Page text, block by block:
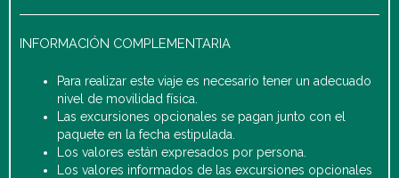
INFORMACIÓN COMPLEMENTARIA
Para realizar este viaje es necesario tener un adecuado
nivel de movilidad física.
Las excursiones opcionales se pagan junto con el
paquete en la fecha estipulada.
Los valores están expresados por persona.
Los valores informados de las excursiones opcionales